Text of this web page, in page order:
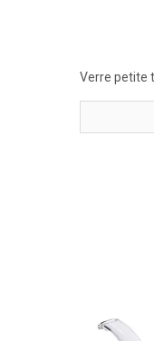
Verre petite
manche en